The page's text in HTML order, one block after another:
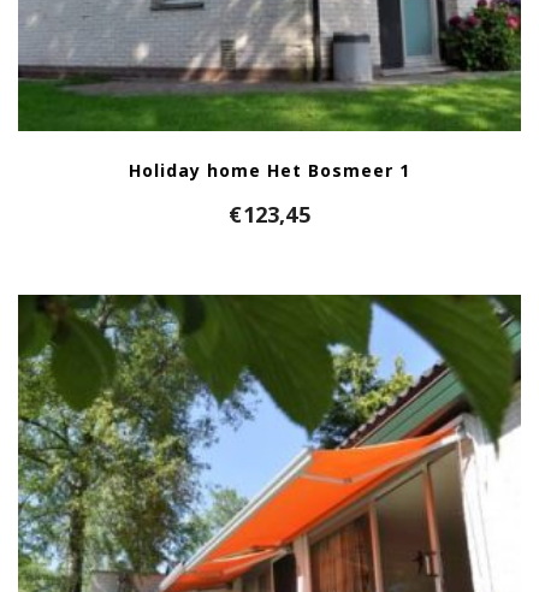
Holiday home Het Bosmeer 1
€123,45